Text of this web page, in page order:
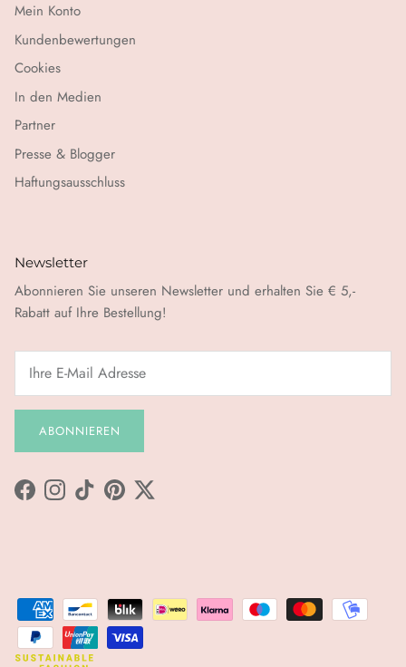
Mein Konto
Kundenbewertungen
Cookies
In den Medien
Partner
Presse & Blogger
Haftungsausschluss
Newsletter
Abonnieren Sie unseren Newsletter und erhalten Sie € 5,-
Rabatt auf Ihre Bestellung!
ABONNIEREN
FacebookInstagram
TikTokPinterestTwitter